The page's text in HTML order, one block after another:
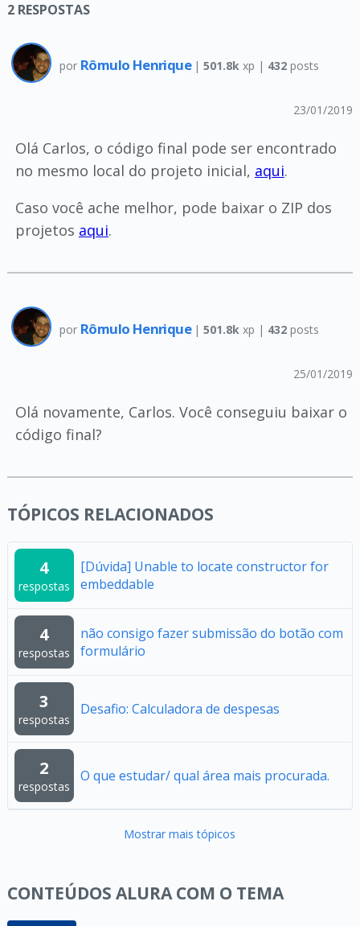
2 RESPOSTAS
por Rômulo Henrique |501.8k xp | 432 posts
23/01/2019
Olá Carlos, o código final pode ser encontrado
no mesmo local do projeto inicial, aqui.
Caso você ache melhor, pode baixar o ZIP dos
projetos aqui.
por Rômulo Henrique |501.8k xp | 432 posts
25/01/2019
Olá novamente, Carlos. Você conseguiu baixar o
código final?
TÓPICOS RELACIONADOS
4
respostas
[Dúvida] Unable to locate constructor for
embeddable
4
respostas
não consigo fazer submissão do botão com
formulário
3
respostas
Desafio: Calculadora de despesas
2
respostas
O que estudar/ qual área mais procurada.
Mostrar mais tópicos
CONTEÚDOS ALURA COM O TEMA